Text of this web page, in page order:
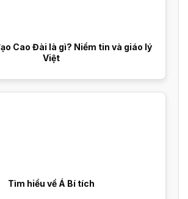
Cao Đài là gì? Niềm tin và giáo lý
Việt
Tìm hiểu về Á Bí tích